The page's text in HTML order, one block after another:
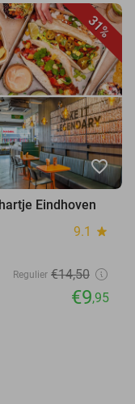
31%
favorite_border
Eindhoven
9.1 star
Regulier €14,50
€9,95